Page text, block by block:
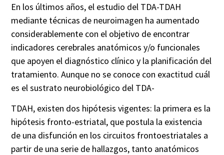
En los últimos años, el estudio del TDA-TDAH
mediante técnicas de neuroimagen ha aumentado
considerablemente con el objetivo de encontrar
indicadores cerebrales anatómicos y/o funcionales
que apoyen el diagnóstico clínico y la planificación del
tratamiento. Aunque no se conoce con exactitud cuál
es el sustrato neurobiológico del TDA-
TDAH, existen dos hipótesis vigentes: la primera es la
hipótesis fronto-estriatal, que postula la existencia
de una disfunción en los circuitos frontoestriatales a
partir de una serie de hallazgos, tanto anatómicos